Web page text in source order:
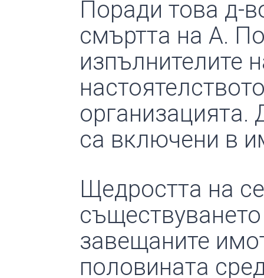
Поради това д-
смъртта на А.
изпълнителите
са включени в
Щедростта на
завещаните
половината